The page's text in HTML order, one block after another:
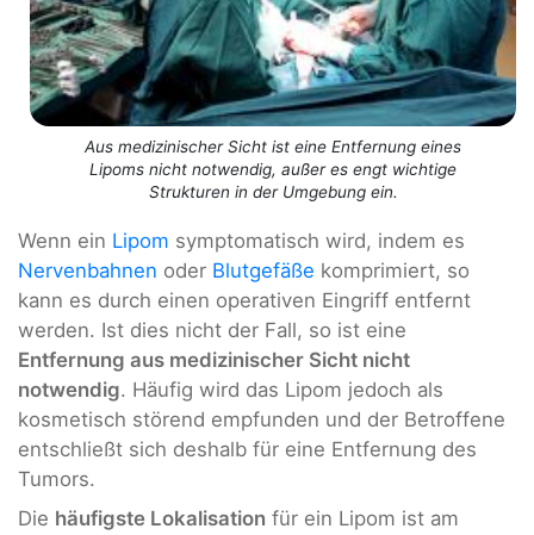
Aus medizinischer Sicht ist eine Entfernung eines
Lipoms nicht notwendig, außer es engt wichtige
Strukturen in der Umgebung ein.
Wenn ein Lipom symptomatisch wird, indem es
Nervenbahnen oder Blutgefäße komprimiert, so
kann es durch einen operativen Eingriff entfernt
werden. Ist dies nicht der Fall, so ist eine
Entfernung aus medizinischer Sicht nicht
notwendig. Häufig wird das Lipom jedoch als
kosmetisch störend empfunden und der Betroffene
entschließt sich deshalb für eine Entfernung des
Tumors.
Die häufigste Lokalisation für ein Lipom ist am